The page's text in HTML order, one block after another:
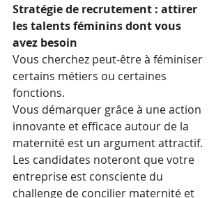
Stratégie de recrutement : attirer
les talents féminins dont vous
avez besoin
Vous cherchez peut-être à féminiser
certains métiers ou certaines
fonctions.
Vous démarquer grâce à une action
innovante et efficace autour de la
maternité est un argument attractif.
Les candidates noteront que votre
entreprise est consciente du
challenge de concilier maternité et